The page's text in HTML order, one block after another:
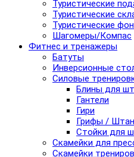
Туристические
Туристические
Туристические
Шагомеры/Компас
Фитнес и тренажеры
Батуты
Инверсионные
Силовые
Блины для
Гантели
Гири
Грифы /
Стойки для
Скамейки для
Скамейки